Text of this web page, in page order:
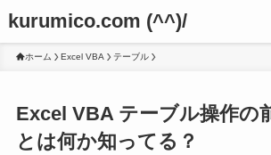
kurumico.com (^^)/
ホーム Excel VBA テーブル
Excel VBA テーブル操作の
とは何か知ってる？